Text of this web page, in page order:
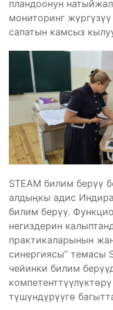
пландоонун
мониторинг
сапатын камсыз
STEAM билим берүү
алдыңкы адис
билим берүү.
негиздерин
практикаларынын
синергиясы” темасы
чейинки билим
түшүндүрүүгө